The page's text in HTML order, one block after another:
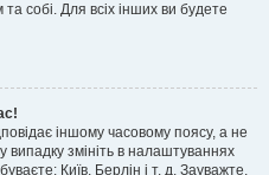
собі. Для всіх інших ви будете
іншому часовому поясу, а не
змініть в налаштуваннях
Київ, Берлін і т. д. Зауважте,